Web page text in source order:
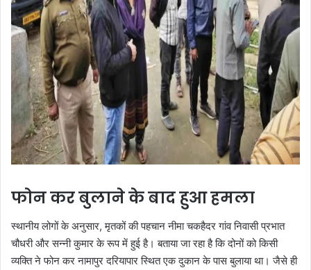
फोन कर बुलाने के बाद हुआ हमला
स्थानीय लोगों के अनुसार, मृतकों की पहचान नीमा चकहैदर गांव निवासी प्रभात
चौधरी और सन्नी कुमार के रूप में हुई है। बताया जा रहा है कि दोनों को किसी
व्यक्ति ने फोन कर नामापुर दरियापार स्थित एक दुकान के पास बुलाया था। जैसे ही